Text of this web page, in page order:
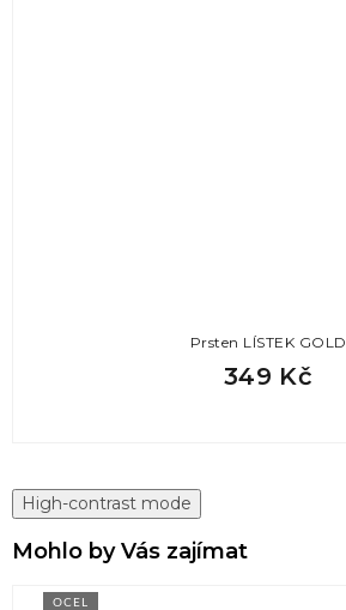
Prsten LÍSTEK GOLD
349 Kč
High-contrast mode
Mohlo by Vás zajímat
OCEL